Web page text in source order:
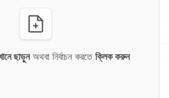
ছাড়ুনঅথবা নির্বাচন করতে ক্লিক করুন